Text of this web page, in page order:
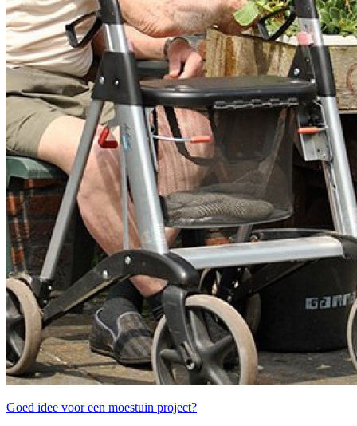
Goed idee voor een moestuin project?